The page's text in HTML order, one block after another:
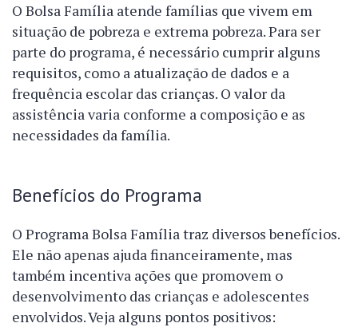
O Bolsa Família atende famílias que vivem em
situação de pobreza e extrema pobreza. Para ser
parte do programa, é necessário cumprir alguns
requisitos, como a atualização de dados e a
frequência escolar das crianças. O valor da
assistência varia conforme a composição e as
necessidades da família.
Benefícios do Programa
O Programa Bolsa Família traz diversos benefícios.
Ele não apenas ajuda financeiramente, mas
também incentiva ações que promovem o
desenvolvimento das crianças e adolescentes
envolvidos. Veja alguns pontos positivos: